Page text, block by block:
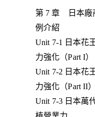
第 7 章 日本廠
例介紹
Unit 7-1 日本花
力強化（Part I）
Unit 7-2 日本花
力強化（Part II）
Unit 7-3 日本萬